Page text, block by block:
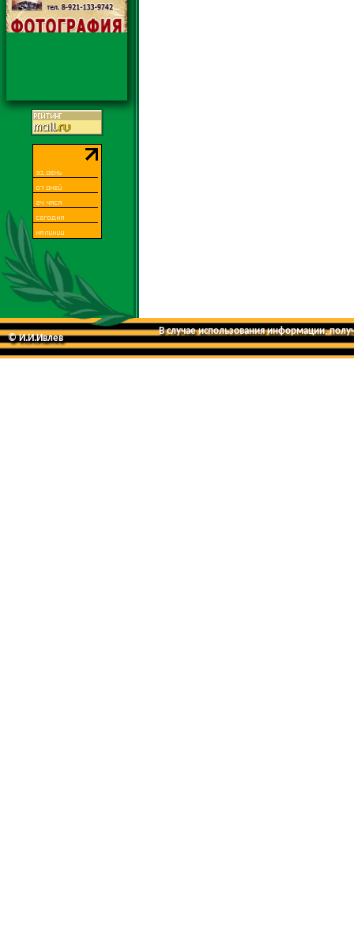
© И.И.Ивлев
В случае использования информации,